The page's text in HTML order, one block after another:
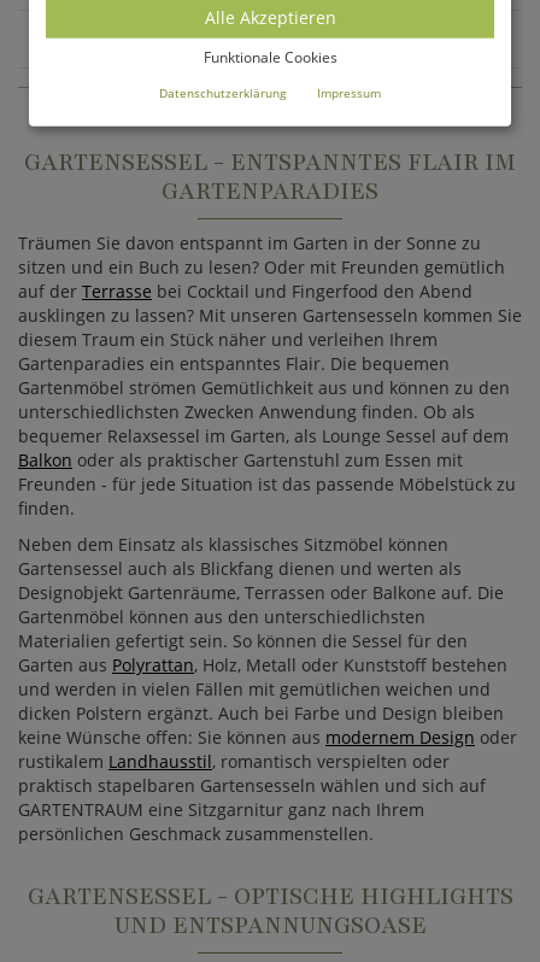
GARTENSTÜHLE & SESSEL
GARTENSESSEL - ENTSPANNTES FLAIR IM
GARTENPARADIES
Träumen Sie davon entspannt im Garten in der Sonne zu
sitzen und ein Buch zu lesen? Oder mit Freunden gemütlich
auf der Terrasse bei Cocktail und Fingerfood den Abend
ausklingen zu lassen? Mit unseren Gartensesseln kommen Sie
diesem Traum ein Stück näher und verleihen Ihrem
Gartenparadies ein entspanntes Flair. Die bequemen
Gartenmöbel strömen Gemütlichkeit aus und können zu den
unterschiedlichsten Zwecken Anwendung finden. Ob als
bequemer Relaxsessel im Garten, als Lounge Sessel auf dem
Balkon oder als praktischer Gartenstuhl zum Essen mit
Freunden - für jede Situation ist das passende Möbelstück zu
finden.
Neben dem Einsatz als klassisches Sitzmöbel können
Gartensessel auch als Blickfang dienen und werten als
Designobjekt Gartenräume, Terrassen oder Balkone auf. Die
Gartenmöbel können aus den unterschiedlichsten
Materialien gefertigt sein. So können die Sessel für den
Garten aus Polyrattan, Holz, Metall oder Kunststoff bestehen
und werden in vielen Fällen mit gemütlichen weichen und
dicken Polstern ergänzt. Auch bei Farbe und Design bleiben
keine Wünsche offen: Sie können aus modernem Design oder
rustikalem Landhausstil, romantisch verspielten oder
praktisch stapelbaren Gartensesseln wählen und sich auf
GARTENTRAUM eine Sitzgarnitur ganz nach Ihrem
persönlichen Geschmack zusammenstellen.
GARTENSESSEL - OPTISCHE HIGHLIGHTS
UND ENTSPANNUNGSOASE
Alle Akzeptieren
Funktionale Cookies
Datenschutzerklärung Impressum